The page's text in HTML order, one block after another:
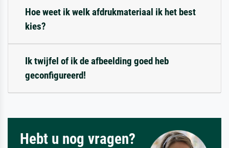
Hoe weet ik welk afdrukmateriaal ik het best
kies?
Ik twijfel of ik de afbeelding goed heb
geconfigureerd!
Hebt u nog vragen?